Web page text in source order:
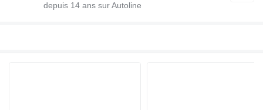
depuis 14 ans sur Autoline